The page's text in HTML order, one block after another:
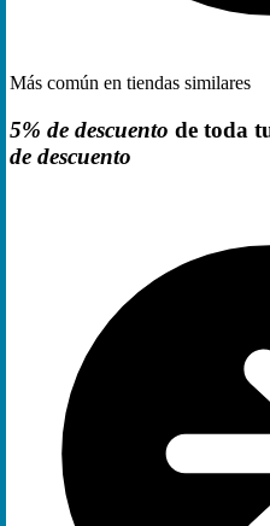
Más común en tiendas similares
5% de descuento de toda
de descuento